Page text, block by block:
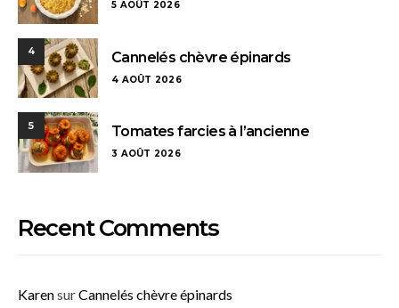
5 AOÛT 2026
4 Cannelés chèvre épinards
4 AOÛT 2026
5 Tomates farcies à l’ancienne
3 AOÛT 2026
Recent Comments
KarensurCannelés chèvre épinards